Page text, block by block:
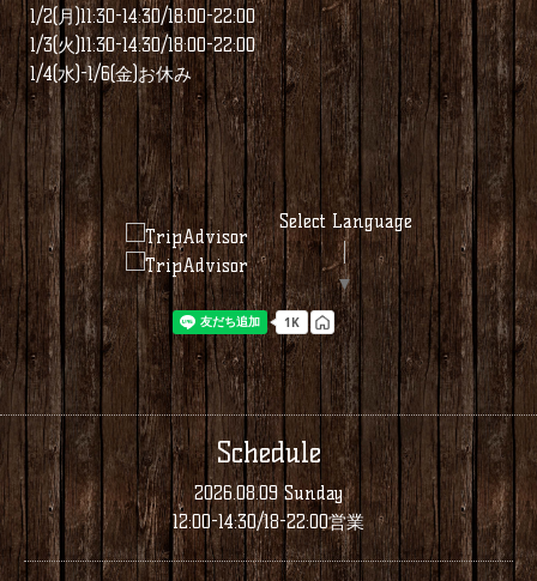
1/2(月)11:30-14:30/18:00-22:00
1/3(火)11:30-14:30/18:00-22:00
1/4(水)-1/6(金)お休み
Select Language
▼
Schedule
2026.08.09 Sunday
12:00-14:30/18-22:00営業